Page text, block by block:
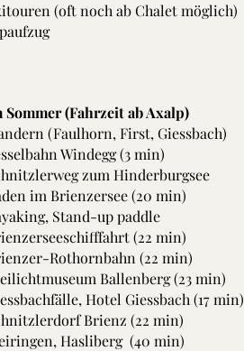
(oft noch ab Chalet möglich)
Sommer (Fahrzeit ab Axalp)
(Faulhorn, First, Giessbach)
Windegg (3 min)
zum Hinderburgsee
im Brienzersee (20 min)
Stand-up paddle
(22 min)
Rothornbahn (22 min)
Ballenberg (23 min)
Hotel Giessbach (17 min)
Brienz (22 min)
Hasliberg (40 min)